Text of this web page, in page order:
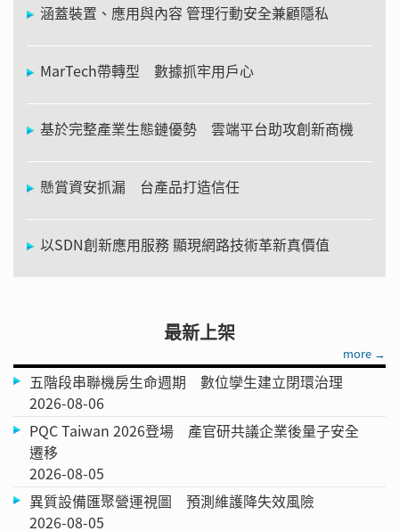
涵蓋裝置、應用與內容 管理行動安全兼顧隱私
MarTech帶轉型 數據抓牢用戶心
基於完整產業生態鏈優勢 雲端平台助攻創新商機
懸賞資安抓漏 台產品打造信任
以SDN創新應用服務 顯現網路技術革新真價值
最新上架
more →
五階段串聯機房生命週期 數位孿生建立閉環治理
2026-08-06
PQC Taiwan 2026登場 產官研共議企業後量子安全
遷移
2026-08-05
異質設備匯聚營運視圖 預測維護降失效風險
2026-08-05